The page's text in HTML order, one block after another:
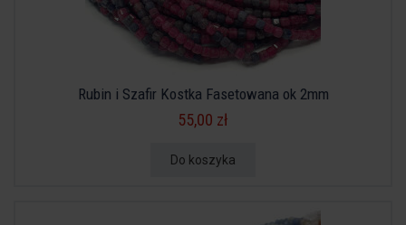
Rubin i Szafir Kostka Fasetowana ok 2mm
55,00 zł
Do koszyka